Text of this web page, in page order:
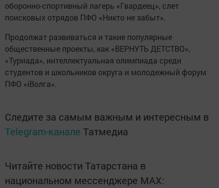
оборонно-спортивный лагерь «Гвардеец», слет
поисковых отрядов ПФО «Никто не забыт».
Продолжат развиваться и такие популярные
общественные проекты, как «ВЕРНУТЬ ДЕТСТВО»,
«Туриада», интеллектуальная олимпиада среди
студентов и школьников округа и молодежный форум
ПФО «iВолга».
Следите за самым важным и интересным в
Telegram-канале Татмедиа
Читайте новости Татарстана в
национальном мессенджере MАХ: